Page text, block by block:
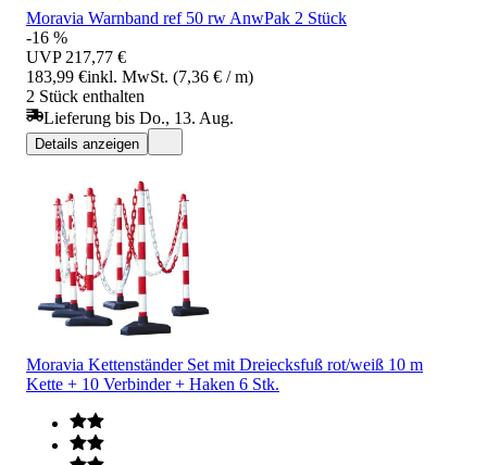
Moravia Warnband ref 50 rw AnwPak 2 Stück
-16 %
UVP 217,77 €
183,99 €inkl. MwSt. (7,36 € / m)
2 Stück enthalten
Lieferung bis Do., 13. Aug.
Details anzeigen
Moravia Kettenständer Set mit Dreiecksfuß rot/weiß 10 m
Kette + 10 Verbinder + Haken 6 Stk.